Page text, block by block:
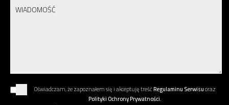
Oświadczam, że zapoznałem się i akceptuję treśćRegulaminu Serwisuoraz
Polityki Ochrony Prywatności.